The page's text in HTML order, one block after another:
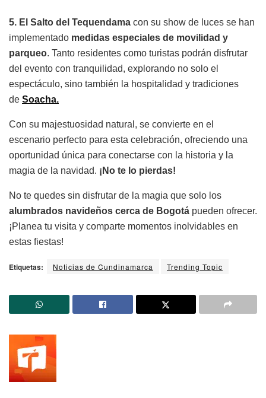
5. El Salto del Tequendama con su show de luces se han
implementado medidas especiales de movilidad y
parqueo. Tanto residentes como turistas podrán disfrutar
del evento con tranquilidad, explorando no solo el
espectáculo, sino también la hospitalidad y tradiciones
de Soacha.
Con su majestuosidad natural, se convierte en el
escenario perfecto para esta celebración, ofreciendo una
oportunidad única para conectarse con la historia y la
magia de la navidad. ¡No te lo pierdas!
No te quedes sin disfrutar de la magia que solo los
alumbrados navideños cerca de Bogotá pueden ofrecer.
¡Planea tu visita y comparte momentos inolvidables en
estas fiestas!
Etiquetas: Noticias de Cundinamarca Trending Topic